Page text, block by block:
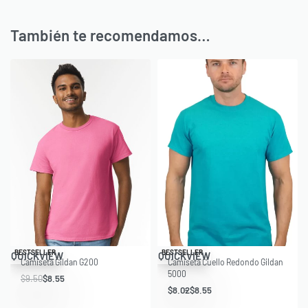
También te recomendamos…
Save $0.95
BESTSELLER
QUICKVIEW
Camiseta Gildan G200
$9.50$8.55
Save $1.98
BESTSELLER
QUICKVIEW
Camiseta Cuello Redondo Gildan
5000
$8.02$8.55